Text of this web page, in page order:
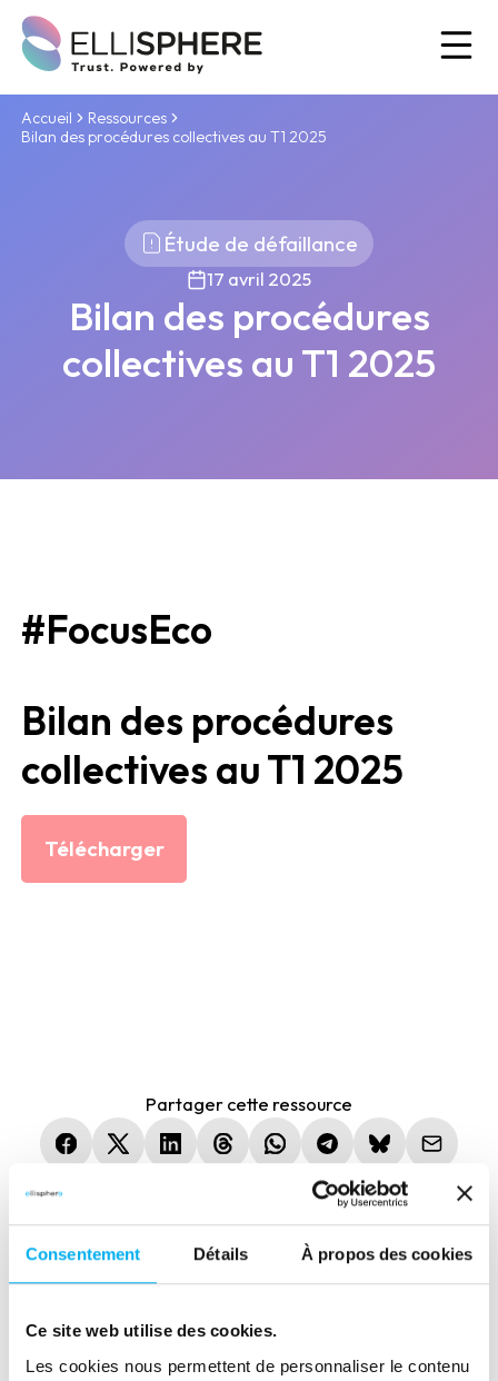
Consentement Détails À propos des cookies
Ce site web utilise des cookies.
Les cookies nous permettent de personnaliser le contenu
Accueil
Ressources
Bilan des procédures collectives au T1 2025
Étude de défaillance
17 avril 2025
Bilan des procédures
collectives au T1 2025
#FocusEco
Bilan des procédures
collectives au T1 2025
Télécharger
Partager cette ressource
(nouvelle fenêtre)
(nouvelle fenêtre)
(nouvelle fenêtre)
(nouvelle fenêtre)
(nouvelle fenêtre)
(nouvelle fenêtre)
(nouvelle
La dynamique entrepreneuriale en France 2ème
trimestre 2026